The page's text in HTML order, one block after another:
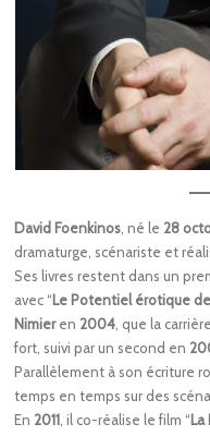
David Foenkinos , né le 28
dramaturge, scénariste et
Ses livres restent dans un
avec “Le Potentiel érotique
Nimieren 2004 , que la
fort, suivi par un second en
Parallèlement à son écriture
temps en temps sur des
En 2011 , il co-réalise le film “La